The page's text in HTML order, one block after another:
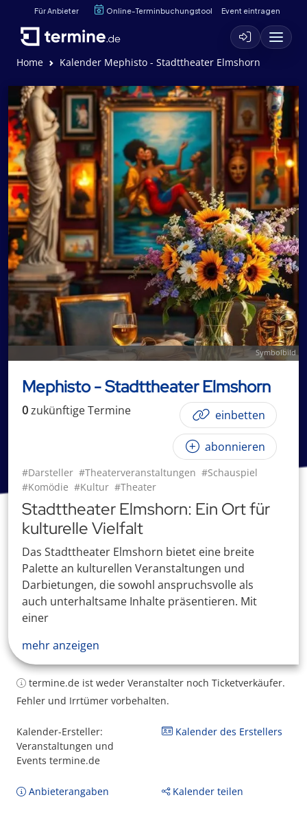
Für Anbieter Online-Terminbuchungstool Event eintragen
Home Kalender Mephisto - Stadttheater Elmshorn
Symbolbild
Mephisto - Stadttheater Elmshorn
0zukünftigeTermine einbetten
abonnieren
#Darsteller #Theaterveranstaltungen #Schauspiel
#Komödie #Kultur #Theater
Stadttheater Elmshorn: Ein Ort für
kulturelle Vielfalt
Das Stadttheater Elmshorn bietet eine breite
Palette an kulturellen Veranstaltungen und
Darbietungen, die sowohl anspruchsvolle als
auch unterhaltsame Inhalte präsentieren. Mit
einer
mehr anzeigen
termine.de ist weder Veranstalter noch Ticketverkäufer.
Fehler und Irrtümer vorbehalten.
Kalender-Ersteller:
Veranstaltungen und
Events termine.de
Kalender des Erstellers
Anbieterangaben Kalender teilen